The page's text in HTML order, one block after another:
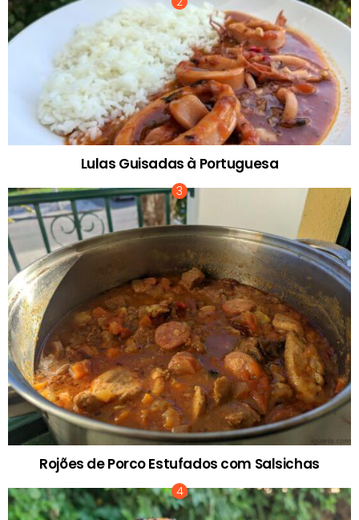
Lulas Guisadas à Portuguesa
Rojões de Porco Estufados com Salsichas